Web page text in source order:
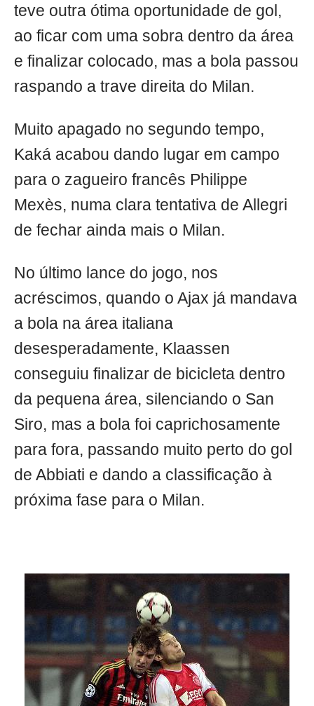
teve outra ótima oportunidade de gol,
ao ficar com uma sobra dentro da área
e finalizar colocado, mas a bola passou
raspando a trave direita do Milan.
Muito apagado no segundo tempo,
Kaká acabou dando lugar em campo
para o zagueiro francês Philippe
Mexès, numa clara tentativa de Allegri
de fechar ainda mais o Milan.
No último lance do jogo, nos
acréscimos, quando o Ajax já mandava
a bola na área italiana
desesperadamente, Klaassen
conseguiu finalizar de bicicleta dentro
da pequena área, silenciando o San
Siro, mas a bola foi caprichosamente
para fora, passando muito perto do gol
de Abbiati e dando a classificação à
próxima fase para o Milan.